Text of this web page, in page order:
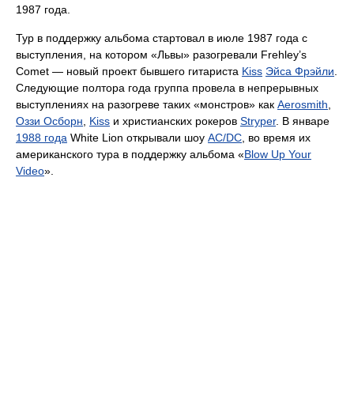
1987 года.
Тур в поддержку альбома стартовал в июле 1987 года с
выступления, на котором «Львы» разогревали Frehley’s
Comet — новый проект бывшего гитариста Kiss Эйса Фрэйли
Следующие полтора года группа провела в непрерывных
выступлениях на разогреве таких «монстров» как Aerosmith
Оззи Осборн
Kiss и христианских рокеров Stryper. В январе
1988 года White Lion открывали шоу AC/DC , во время их
американского тура в поддержку альбома «Blow Up Your
Video».